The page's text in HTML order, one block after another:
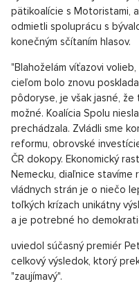
pätikoalície s Motoristami,
odmietli spoluprácu s
konečným sčítaním hlasov.
"Blahoželám víťazovi
cieľom bolo znovu
pôdoryse, je však jasné,
možné. Koalícia Spolu
prechádzala. Zvládli sme
reformu, obrovské
ČR dokopy. Ekonomický
Nemecku, diaľnice stavíme
vládnych strán je o niečo
toľkých krízach unikátny
a je potrebné ho
uviedol súčasný premiér
celkový výsledok, ktorý
"zaujímavý".